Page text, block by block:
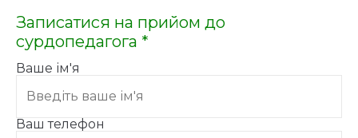
Записатися на прийом до
сурдопедагога *
Ваше ім'я
Ваш телефон